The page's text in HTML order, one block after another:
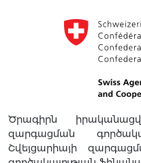
Ծրագիրն
զարգացման
Շվեյցարիայի